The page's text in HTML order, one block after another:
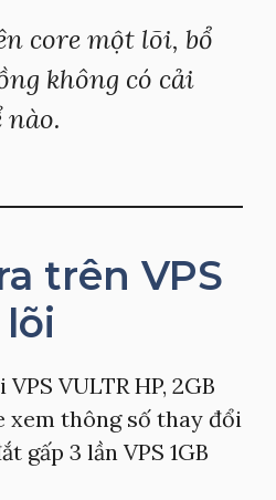
core một lõi, bổ
không có cải
nào.
trên VPS
lõi
VULTR HP, 2GB
xem thông số thay đổi
gấp 3 lần VPS 1GB